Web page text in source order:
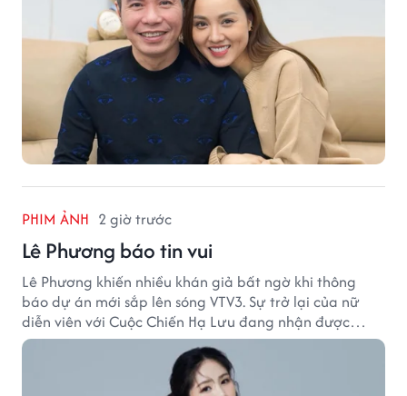
PHIM ẢNH 2 giờ trước
Lê Phương báo tin vui
Lê Phương khiến nhiều khán giả bất ngờ khi thông
báo dự án mới sắp lên sóng VTV3. Sự trở lại của nữ
diễn viên với Cuộc Chiến Hạ Lưu đang nhận được
nhiều sự quan tâm.